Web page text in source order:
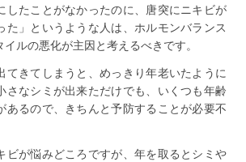
したことがなかったのに、唐突にニキビが
た」というような人は、ホルモンバランス
ルの悪化が主因と考えるべきです。
てきてしまうと、めっきり年老いたように
さなシミが出来ただけでも、いくつも年齢
あるので、きちんと予防することが必要不
ビが悩みどころですが、年を取るとシミや